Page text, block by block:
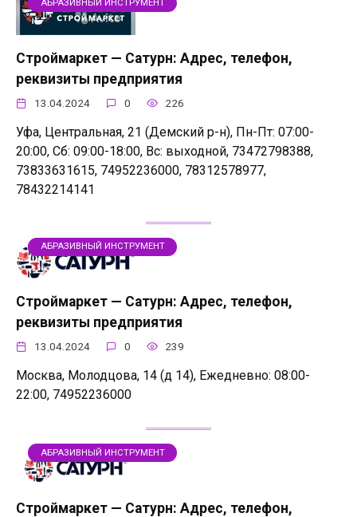
АБРАЗИВНЫЙ ИНСТРУМЕНТ
Строймаркет — Сатурн: Адрес, телефон,
реквизиты предприятия
13.04.2024 0 226
Уфа, Центральная, 21 (Демский р-н), Пн-Пт: 07:00-
20:00, Сб: 09:00-18:00, Вс: выходной, 73472798388,
73833631615, 74952236000, 78312578977,
78432214141
АБРАЗИВНЫЙ ИНСТРУМЕНТ
Строймаркет — Сатурн: Адрес, телефон,
реквизиты предприятия
13.04.2024 0 239
Москва, Молодцова, 14 (д 14), Ежедневно: 08:00-
22:00, 74952236000
АБРАЗИВНЫЙ ИНСТРУМЕНТ
Строймаркет — Сатурн: Адрес, телефон,